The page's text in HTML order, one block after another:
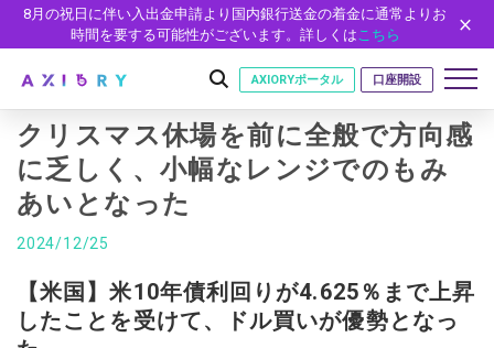
8月の祝日に伴い入出金申請より国内銀行送金の着金に通常よりお
時間を要する可能性がございます。詳しくはこちら
はじめに
はじめに
安全性
取引
取引商品
FX（通貨ペア）
取引条件
スプレッド・手数料
口座
口座の種類
口座開設
プラットフォーム
AXIORYポータル 口座開設
クリスマス休場を前に全般で方向感
に乏しく、小幅なレンジでのもみ
あいとなった
2024/12/25
【米国】米10年債利回りが4.625％まで上昇
したことを受けて、ドル買いが優勢となっ